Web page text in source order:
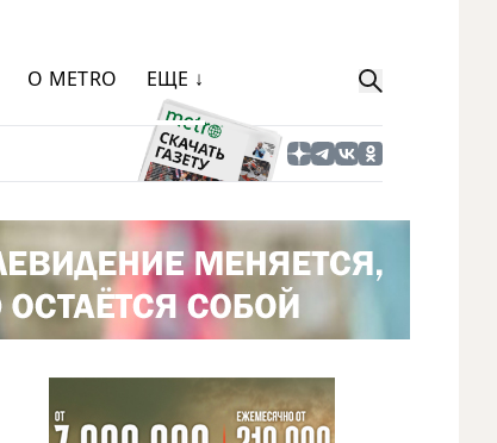
О METRO ЕЩЕ ↓